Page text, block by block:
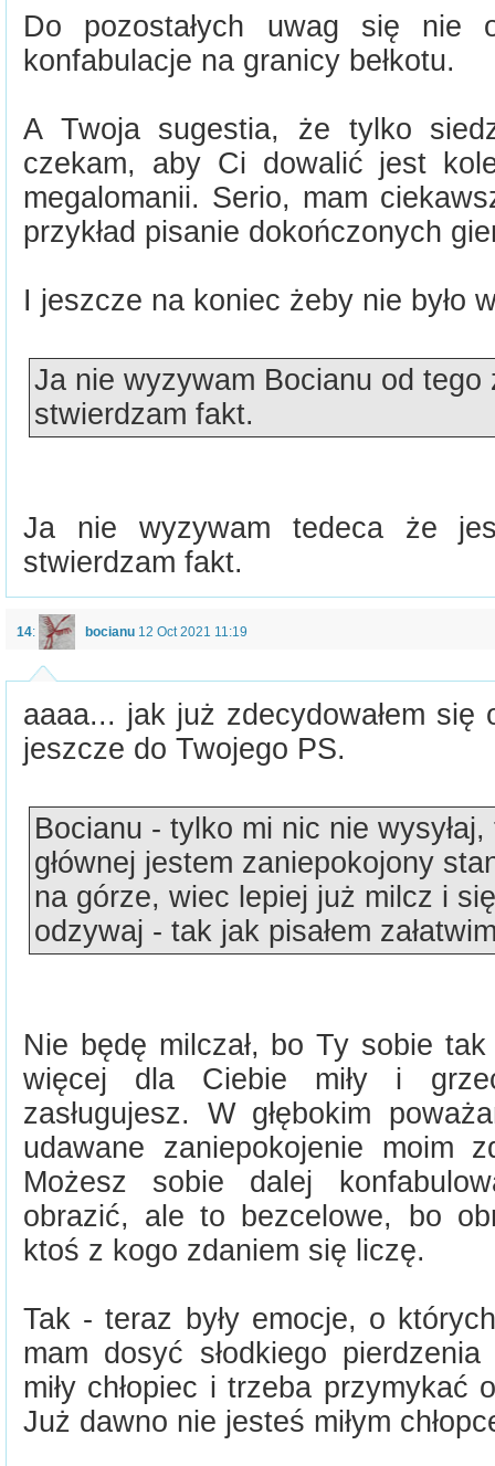
Do pozostałych uwag się nie
konfabulacje na granicy bełkotu.
A Twoja sugestia, że tylko
czekam, aby Ci dowalić jest
megalomanii. Serio, mam
przykład pisanie dokończonych
I jeszcze na koniec żeby nie było
Ja nie wyzywam Bocianu od tego
stwierdzam fakt.
Ja nie wyzywam tedeca że
stwierdzam fakt.
14: bocianu 12 Oct 2021 11:19
aaaa... jak już zdecydowałem
jeszcze do Twojego PS.
Bocianu - tylko mi nic nie wysyłaj,
głównej jestem zaniepokojony
na górze, wiec lepiej już milcz i
odzywaj - tak jak pisałem
Nie będę milczał, bo Ty sobie
więcej dla Ciebie miły i
zasługujesz. W głębokim
udawane zaniepokojenie moim
Możesz sobie dalej
obrazić, ale to bezcelowe, bo
ktoś z kogo zdaniem się liczę.
Tak - teraz były emocje, o
mam dosyć słodkiego
miły chłopiec i trzeba przymykać
Już dawno nie jesteś miłym